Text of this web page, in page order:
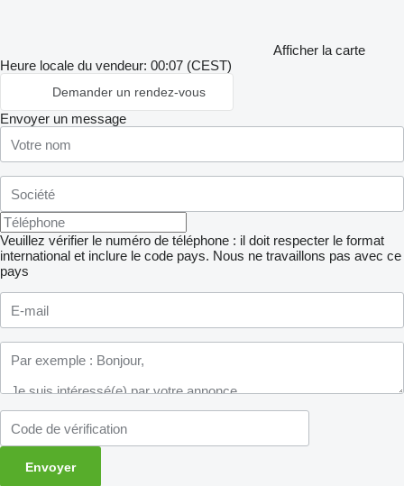
Afficher la carte
Heure locale du vendeur: 00:07 (CEST)
Demander un rendez-vous
Envoyer un message
Veuillez vérifier le numéro de téléphone : il doit respecter le format
international et inclure le code pays. Nous ne travaillons pas avec ce
pays